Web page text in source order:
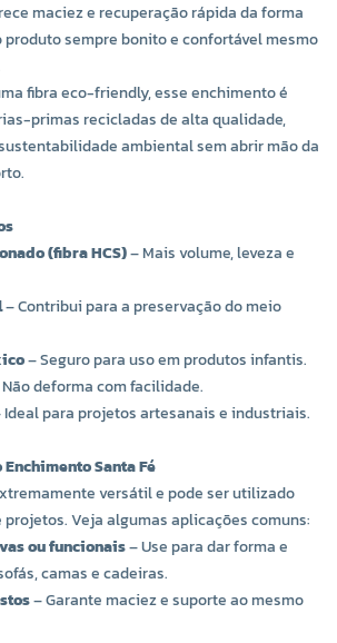
maciez e recuperação rápida da forma
sempre bonito e confortável mesmo
fibra eco-friendly, esse enchimento é
primas recicladas de alta qualidade,
ambiental sem abrir mão da
(fibra HCS)– Mais volume, leveza e
– Contribui para a preservação do meio
– Seguro para uso em produtos infantis.
deforma com facilidade.
Ideal para projetos artesanais e industriais.
Santa Fé
versátil e pode ser utilizado
Veja algumas aplicações comuns:
ou funcionais– Use para dar forma e
camas e cadeiras.
– Garante maciez e suporte ao mesmo